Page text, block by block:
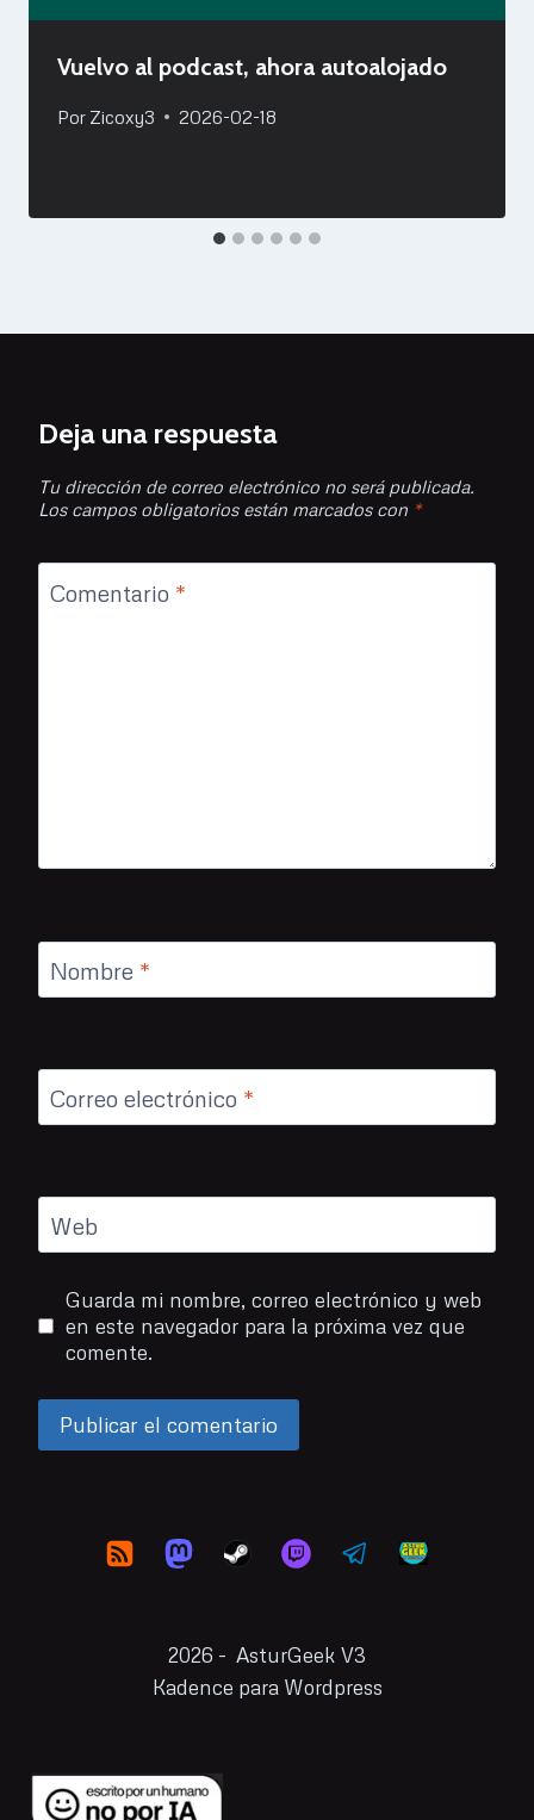
Vuelvo al podcast, ahora autoalojado
Por Zicoxy3 2026-02-18
Deja una respuesta
Tu dirección de correo electrónico no será publicada.
Los campos obligatorios están marcados con *
Comentario *
Nombre *
Correo electrónico *
Web
Guarda mi nombre, correo electrónico y web
en este navegador para la próxima vez que
comente.
2026 - AsturGeek V3
Kadence para Wordpress